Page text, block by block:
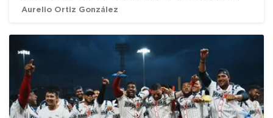
Aurelio Ortiz González